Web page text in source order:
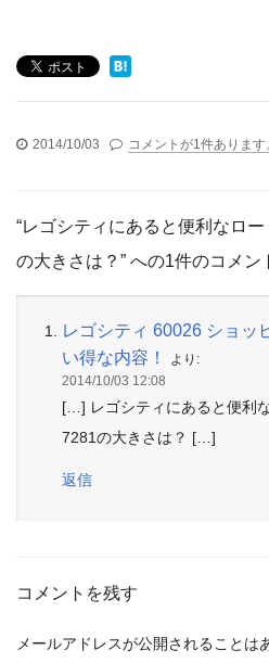
2014/10/03 コメントが1件あります
“レゴシティにあると便利なロ
の大きさは？” への1件のコメン
レゴシティ 60026 ショッ
い得な内容！
より:
2014/10/03 12:08
[…] レゴシティにあると便利
7281の大きさは？ […]
返信
コメントを残す
メールアドレスが公開されることは